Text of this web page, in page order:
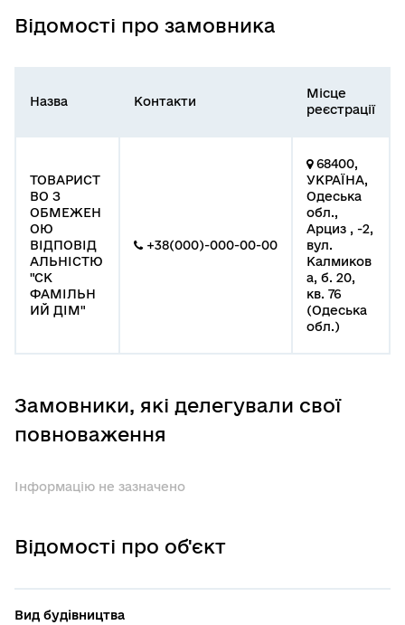
Відомості про замовника
Назва Контакти
Місце
реєстрації
ТОВАРИСТ
ВО З
ОБМЕЖЕН
ОЮ
ВІДПОВІД
АЛЬНІСТЮ
"СК
ФАМІЛЬН
ИЙ ДІМ"
+38(000)-000-00-00
68400,
УКРАЇНА,
Одеська
обл.,
Арциз , -2,
вул.
Калмиков
а, б. 20,
кв. 76
(Одеська
обл.)
Замовники, які делегували свої
повноваження
Інформацію не зазначено
Відомості про об'єкт
Вид будівництва